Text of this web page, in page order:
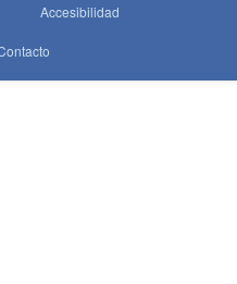
Accesibilidad